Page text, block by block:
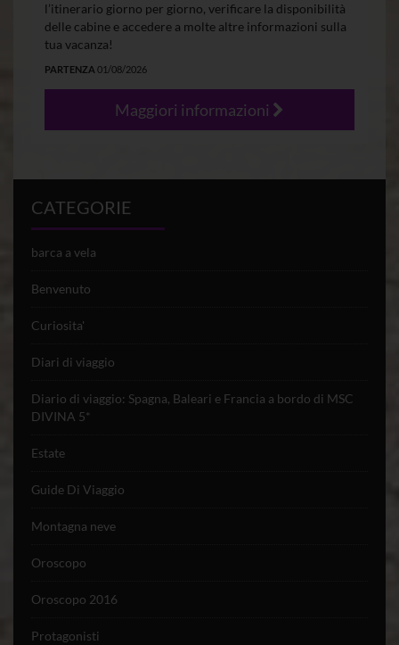
l’itinerario giorno per giorno, verificare la disponibilità
delle cabine e accedere a molte altre informazioni sulla
tua vacanza!
PARTENZA 01/08/2026
Maggiori informazioni
CATEGORIE
barca a vela
Benvenuto
Curiosita'
Diari di viaggio
Diario di viaggio: Spagna, Baleari e Francia a bordo di MSC
DIVINA 5*
Estate
Guide Di Viaggio
Montagna neve
Oroscopo
Oroscopo 2016
Protagonisti